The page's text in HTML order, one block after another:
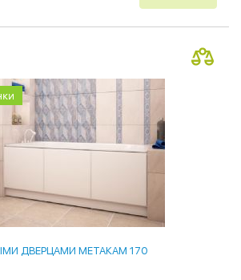
ДВЕРЦАМИ МЕТАКАМ 170